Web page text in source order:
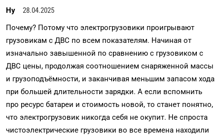
Ну
28.04.2025
Почему? Потому что электрогрузовики проигрывают
грузовикам с ДВС по всем показателям. Начиная от
изначально завышенной по сравнению с грузовиком с
ДВС цены, продолжая соотношением снаряженной массы
и грузоподъëмности, и заканчивая меньшим запасом хода
при большей длительности зарядки. А если вспомнить
про ресурс батареи и стоимость новой, то станет понятно,
что электрогрузовик никогда себя не окупит. Не спроста
чистоэлектрические грузовики во все времена находили